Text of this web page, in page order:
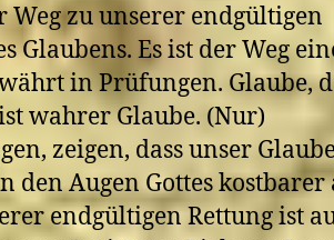
Weg zu unserer endgültigen
Glaubens. Es ist der Weg
in Prüfungen. Glaube,
wahrer Glaube. (Nur)
zeigen, dass unser
den Augen Gottes kostbarer
endgültigen Rettung ist